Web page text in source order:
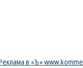
в «Ъ»